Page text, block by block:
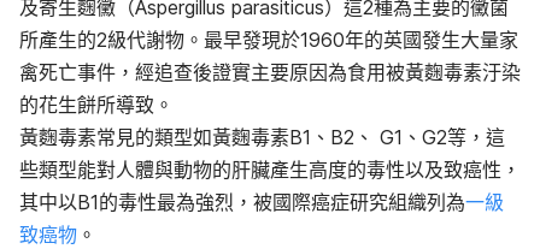
及寄生麴黴（Aspergillus parasiticus）這2種為主要的黴菌
所產生的2級代謝物。最早發現於1960年的英國發生大量家
禽死亡事件，經追查後證實主要原因為食用被黃麴毒素汙染
的花生餅所導致。
黃麴毒素常見的類型如黃麴毒素B1、B2、 G1、G2等，這
些類型能對人體與動物的肝臟產生高度的毒性以及致癌性，
其中以B1的毒性最為強烈，被國際癌症研究組織列為一級
致癌物 。